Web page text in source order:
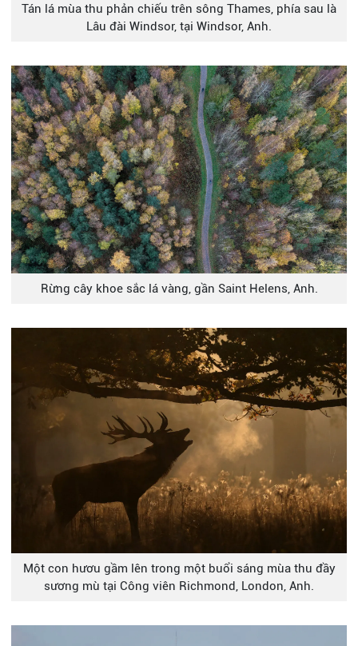
Tán lá mùa thu phản chiếu trên sông Thames, phía sau là
Lâu đài Windsor, tại Windsor, Anh.
Rừng cây khoe sắc lá vàng, gần Saint Helens, Anh.
Một con hươu gầm lên trong một buổi sáng mùa thu đầy
sương mù tại Công viên Richmond, London, Anh.